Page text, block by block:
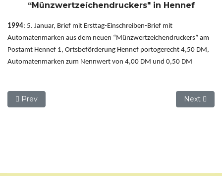
“Münzwertzeíchendruckers" in Hennef
1994: 5. Januar, Brief mit Ersttag-Einschreiben-Brief mit
Automatenmarken aus dem neuen “Münzwertzeichendruckers” am
Postamt Hennef 1, Ortsbeförderung Hennef portogerecht 4,50 DM,
Automatenmarken zum Nennwert von 4,00 DM und 0,50 DM
Previous article: 6.8.2 (50) Das Postamt Hennef (Sieg) 1948
Prev Next
Next